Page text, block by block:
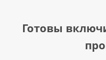
Готовы